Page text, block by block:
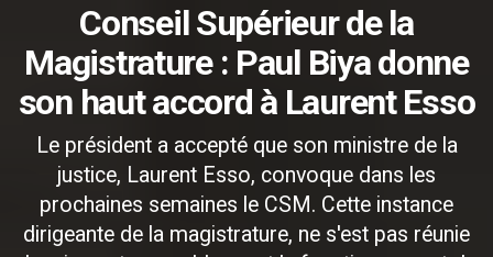
Conseil Supérieur de la
Magistrature : Paul Biya donne
son haut accord à Laurent Esso
Le président a accepté que son ministre de la
justice, Laurent Esso, convoque dans les
prochaines semaines le CSM. Cette instance
dirigeante de la magistrature, ne s'est pas réunie